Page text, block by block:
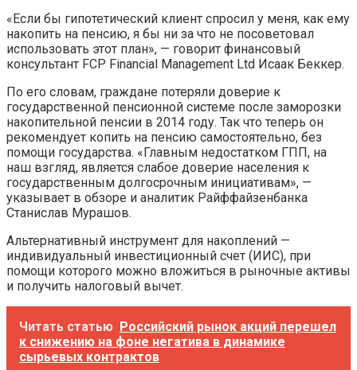
«Если бы гипотетический клиент спросил у меня, как ему
накопить на пенсию, я бы ни за что не посоветовал
использовать этот план», — говорит финансовый
консультант FCP Financial Management Ltd Исаак Беккер.
По его словам, граждане потеряли доверие к
государственной пенсионной системе после заморозки
накопительной пенсии в 2014 году. Так что теперь он
рекомендует копить на пенсию самостоятельно, без
помощи государства. «Главным недостатком ГПП, на
наш взгляд, является слабое доверие населения к
государственным долгосрочным инициативам», —
указывает в обзоре и аналитик Райффайзенбанка
Станислав Мурашов.
Альтернативный инструмент для накоплений —
индивидуальный инвестиционный счет (ИИС), при
помощи которого можно вложиться в рыночные активы
и получить налоговый вычет.
Читать статью Российский рынок акций перешел
к снижению на фоне негатива в динамике
сырьевых контрактов